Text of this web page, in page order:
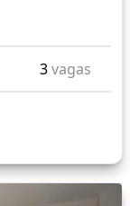
3vagas